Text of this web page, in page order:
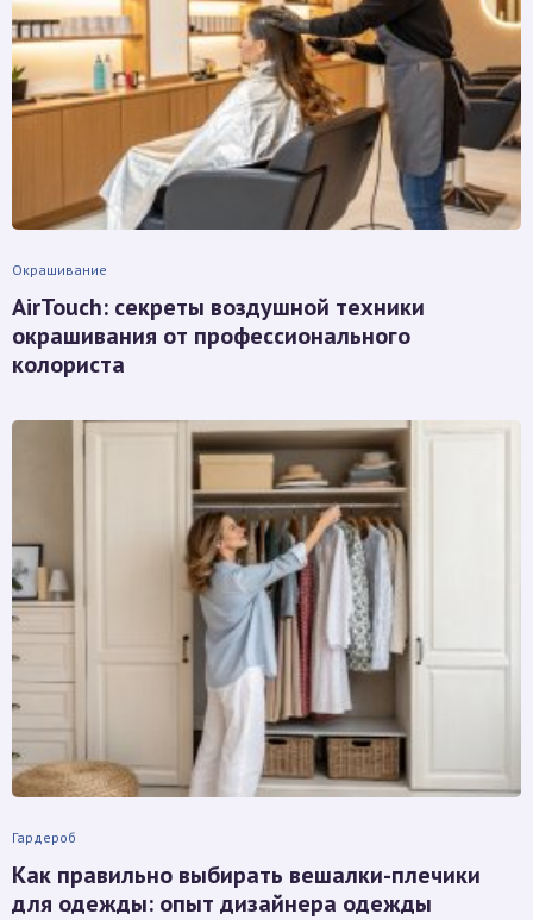
Окрашивание
AirTouch: секреты воздушной техники
окрашивания от профессионального
колориста
Гардероб
Как правильно выбирать вешалки-плечики
для одежды: опыт дизайнера одежды